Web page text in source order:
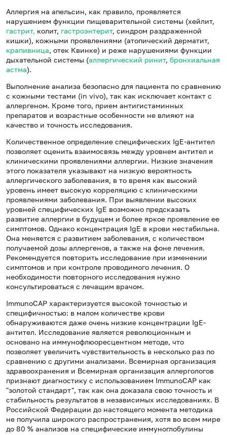
Аллергия на апельсин, как правило, проявляется
нарушением функции пищеварительной системы (хейлит,
гастрит, колит, гастроэнтерит, синдром раздраженной
кишки), кожными проявлениями (атопический дерматит,
крапивница, отек Квинке) и реже нарушениями функции
дыхательной системы (аллергический ринит, бронхиальная
астма).
Выполнение анализа безопасно для пациента по сравнению
с кожными тестами (in vivo), так как исключает контакт с
аллергеном. Кроме того, прием антигистаминных
препаратов и возрастные особенности не влияют на
качество и точность исследования.
Количественное определение специфических IgE-антител
позволяет оценить взаимосвязь между уровнем антител и
клиническими проявлениями аллергии. Низкие значения
этого показателя указывают на низкую вероятность
аллергического заболевания, в то время как высокий
уровень имеет высокую корреляцию с клиническими
проявлениями заболевания. При выявлении высоких
уровней специфических IgE возможно предсказать
развитие аллергии в будущем и более яркое проявление ее
симптомов. Однако концентрация IgE в крови нестабильна.
Она меняется с развитием заболевания, с количеством
получаемой дозы аллергенов, а также на фоне лечения.
Рекомендуется повторить исследование при изменении
симптомов и при контроле проводимого лечения. О
необходимости повторного исследования нужно
консультироваться с лечащим врачом.
ImmunoCAP характеризуется высокой точностью и
специфичностью: в малом количестве крови
обнаруживаются даже очень низкие концентрации IgE-
антител. Исследование является революционным и
основано на иммунофлюоресцентном методе, что
позволяет увеличить чувствительность в несколько раз по
сравнению с другими анализами. Всемирная организация
здравоохранения и Всемирная организация аллергологов
признают диагностику с использованием ImmunoCAP как
"золотой стандарт", так как она доказала свою точность и
стабильность результатов в независимых исследованиях. В
Российской Федерации до настоящего момента методика
не получила широкого распространения, хотя во всем мире
до 80 % анализов на специфические иммуноглобулины